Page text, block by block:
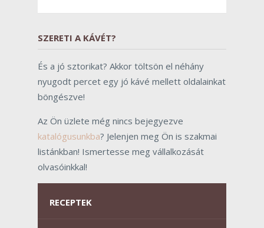
SZERETI A KÁVÉT?
És a jó sztorikat? Akkor töltsön el néhány
nyugodt percet egy jó kávé mellett oldalainkat
böngészve!
Az Ön üzlete még nincs bejegyezve
katalógusunkba? Jelenjen meg Ön is szakmai
listánkban! Ismertesse meg vállalkozását
olvasóinkkal!
RECEPTEK